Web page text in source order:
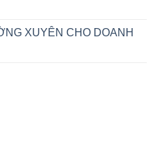
XUYÊN CHO DOANH